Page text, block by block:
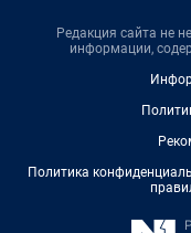
Редакция сайта не
информации,
Политика